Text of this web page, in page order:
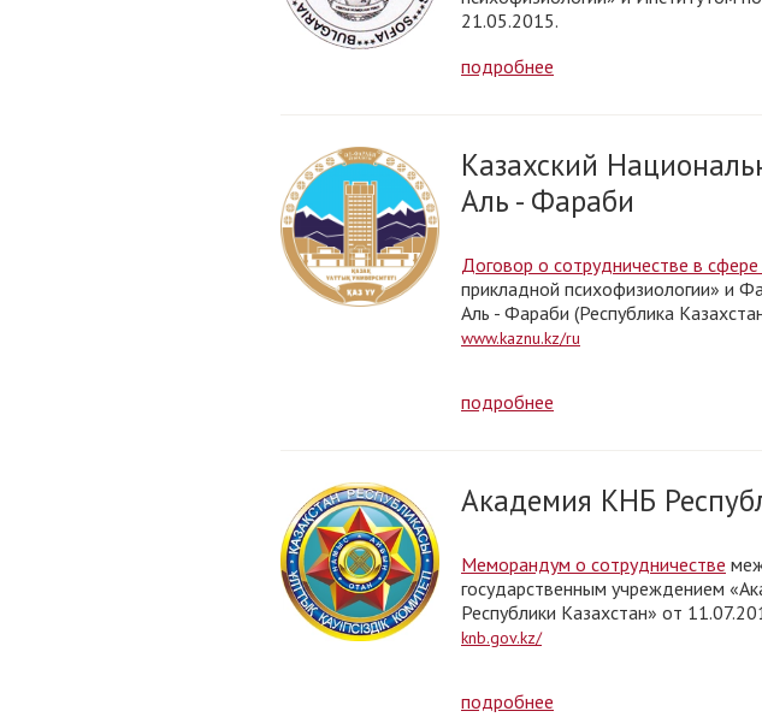
21.05.2015.
подробнее
Казахский
Аль - Фараби
Договор о сотрудничестве в
прикладной психофизиологии» и
Аль - Фараби (Республика
www.kaznu.kz/ru
подробнее
Академия КНБ
Меморандум о сотрудничестве
государственным учреждением
Республики Казахстан» от
knb.gov.kz/
подробнее